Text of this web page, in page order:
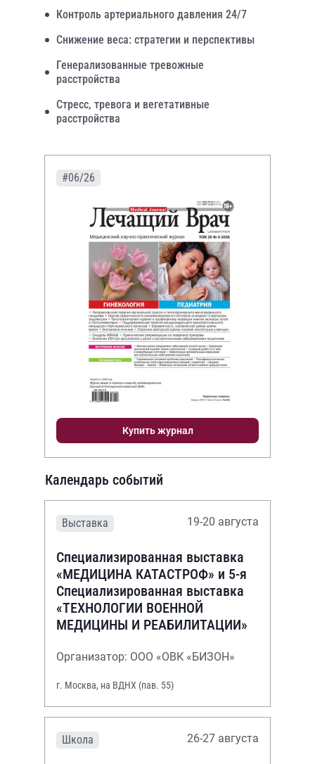
Контроль артериального давления 24/7
Снижение веса: стратегии и перспективы
Генерализованные тревожные
расстройства
Стресс, тревога и вегетативные
расстройства
#06/26
Купить журнал
Календарь событий
Выставка 19-20 августа
Специализированная выставка
«МЕДИЦИНА КАТАСТРОФ» и 5-я
Специализированная выставка
«ТЕХНОЛОГИИ ВОЕННОЙ
МЕДИЦИНЫ И РЕАБИЛИТАЦИИ»
Организатор: ООО «ОВК «БИЗОН»
г. Москва, на ВДНХ (пав. 55)
Школа 26-27 августа